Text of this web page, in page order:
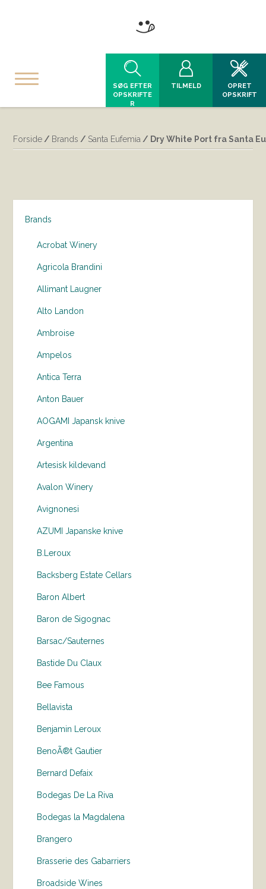
SØG EFTER
OPSKRIFTE
R
TILMELD
OPRET
OPSKRIFT
Forside / Brands / Santa Eufemia / Dry White Port fra Santa
Brands
Acrobat Winery
Agricola Brandini
Allimant Laugner
Alto Landon
Ambroise
Ampelos
Antica Terra
Anton Bauer
AOGAMI Japansk knive
Argentina
Artesisk kildevand
Avalon Winery
Avignonesi
AZUMI Japanske knive
B.Leroux
Backsberg Estate Cellars
Baron Albert
Baron de Sigognac
Barsac/Sauternes
Bastide Du Claux
Bee Famous
Bellavista
Benjamin Leroux
BenoÃ®t Gautier
Bernard Defaix
Bodegas De La Riva
Bodegas la Magdalena
Brangero
Brasserie des Gabarriers
Broadside Wines